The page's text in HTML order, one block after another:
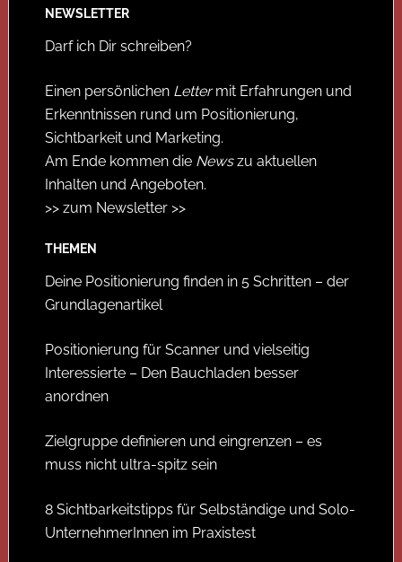
NEWSLETTER
Darf ich Dir schreiben?
Einen persönlichen Lettermit Erfahrungen und
Erkenntnissen rund um Positionierung,
Sichtbarkeit und Marketing.
Am Ende kommen die Newszu aktuellen
Inhalten und Angeboten.
>> zum Newsletter >>
THEMEN
Deine Positionierung finden in 5 Schritten – der
Grundlagenartikel
Positionierung für Scanner und vielseitig
Interessierte – Den Bauchladen besser
anordnen
Zielgruppe definieren und eingrenzen – es
muss nicht ultra-spitz sein
8 Sichtbarkeitstipps für Selbständige und Solo-
UnternehmerInnen im Praxistest